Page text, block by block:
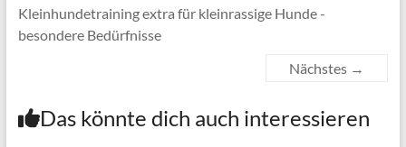
Kleinhundetraining extra für kleinrassige Hunde -
besondere Bedürfnisse
Nächstes →
Das könnte dich auch interessieren